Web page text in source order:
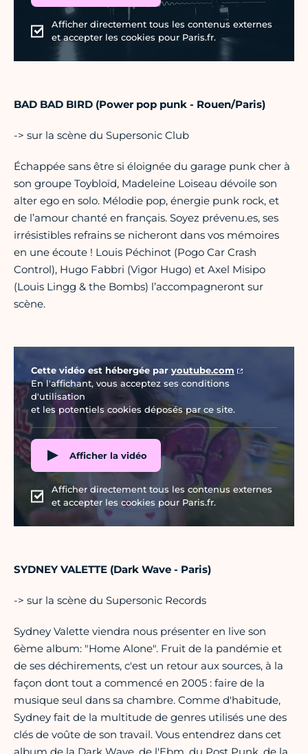
Afficher directement tous les contenus externes
et accepter les cookies pour Paris.fr.
BAD BAD BIRD (Power pop punk - Rouen/Paris)
-> sur la scène du Supersonic Club
Échappée sans être si éloignée du garage punk cher à
son groupe Toybloïd, Madeleine Loiseau dévoile son
alter ego en solo. Mélodie pop, énergie punk rock, et
de l’amour chanté en français. Soyez prévenu.es, ses
irrésistibles refrains se nicheront dans vos mémoires
en une écoute ! Louis Péchinot (Pogo Car Crash
Control), Hugo Fabbri (Vigor Hugo) et Axel Misipo
(Louis Lingg & the Bombs) l’accompagneront sur
scène.
Cette vidéo est hébergée par youtube.com
En l'affichant, vous acceptez ses conditions
d'utilisation
et les potentiels cookies déposés par ce site.
Afficher la vidéo
Afficher directement tous les contenus externes
et accepter les cookies pour Paris.fr.
SYDNEY VALETTE (Dark Wave - Paris)
-> sur la scène du Supersonic Records
Sydney Valette viendra nous présenter en live son
6ème album: "Home Alone". Fruit de la pandémie et
de ses déchirements, c'est un retour aux sources, à la
façon dont tout a commencé en 2005 : faire de la
musique seul dans sa chambre. Comme d'habitude,
Sydney fait de la multitude de genres utilisés une des
clés de voûte de son travail. Vous entendrez dans cet